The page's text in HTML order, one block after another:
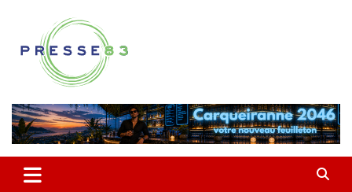
contenu
Presse 83